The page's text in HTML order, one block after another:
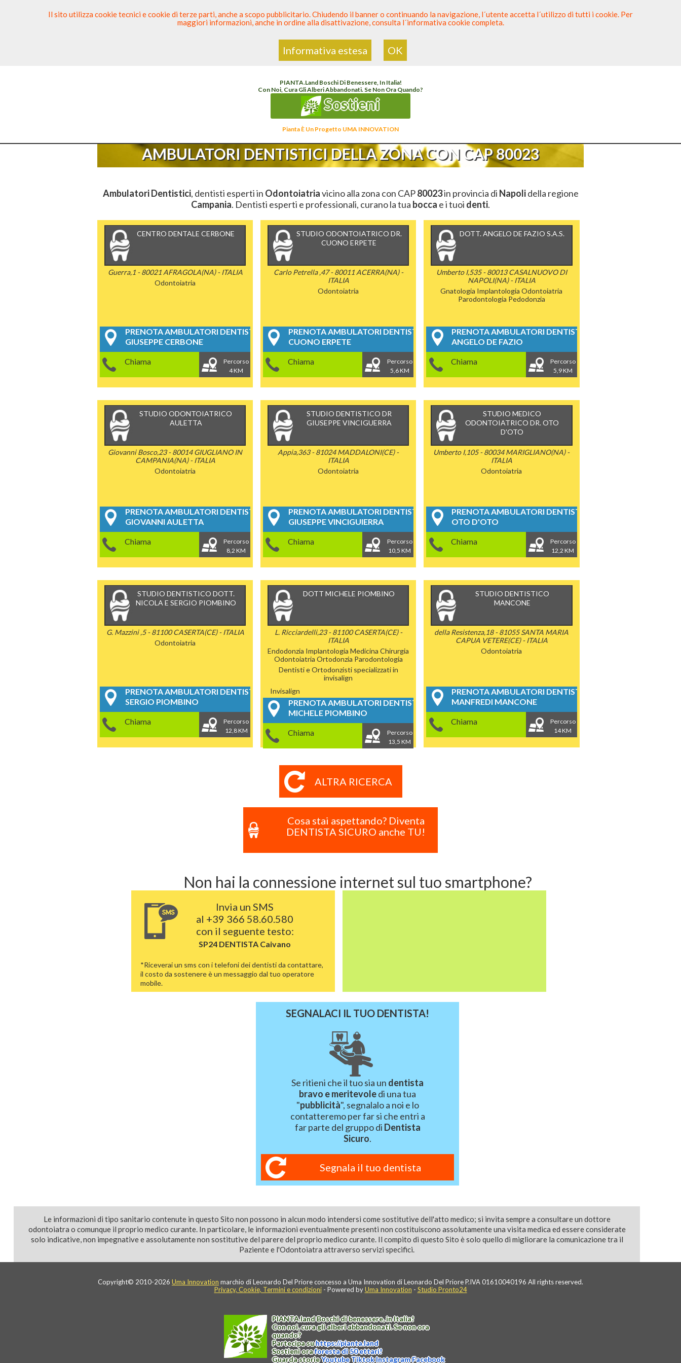
Elenco Dentista Sicuro>Odontoiatria>Ambulatori Dentistici>Campania
PIANTA.LandBoschi Di Benessere, In Italia!
Con Noi, Cura Gli Alberi Abbandonati. Se Non Ora Quando?
Sostieni
Pianta È Un Progetto UMA INNOVATION
AMBULATORI DENTISTICI DELLA ZONA CON CAP 80023
Ambulatori Dentistici, dentisti esperti in Odontoiatriavicino alla zona con CAP80023in provincia di Napolidella regione
Campania. Dentisti esperti e professionali, curano la tua bocca e i tuoi denti.
CENTRO DENTALE CERBONE
Guerra,1 - 80021 AFRAGOLA(NA) - ITALIA
Odontoiatria
PRENOTA AMBULATORI DENTISTICI
GIUSEPPE CERBONE
Chiama
Percorso
4 KM
STUDIO ODONTOIATRICO DR.
CUONO ERPETE
Carlo Petrella ,47 - 80011 ACERRA(NA) -
ITALIA
Odontoiatria
PRENOTA AMBULATORI DENTISTICI
CUONO ERPETE
Chiama
Percorso
5,6 KM
DOTT. ANGELO DE FAZIO S.A.S.
Umberto I,535 - 80013 CASALNUOVO DI
NAPOLI(NA) - ITALIA
Gnatologia Implantologia Odontoiatria
Parodontologia Pedodonzia
PRENOTA AMBULATORI DENTISTICI
ANGELO DE FAZIO
Chiama
Percorso
5,9 KM
STUDIO ODONTOIATRICO
AULETTA
Giovanni Bosco,23 - 80014 GIUGLIANO IN
CAMPANIA(NA) - ITALIA
Odontoiatria
PRENOTA AMBULATORI DENTISTICI
GIOVANNI AULETTA
Chiama
Percorso
8,2 KM
STUDIO DENTISTICO DR
GIUSEPPE VINCIGUERRA
Appia,363 - 81024 MADDALONI(CE) -
ITALIA
Odontoiatria
PRENOTA AMBULATORI DENTISTICI
GIUSEPPE VINCIGUIERRA
Chiama
Percorso
10,5 KM
STUDIO MEDICO
ODONTOIATRICO DR. OTO
D'OTO
Umberto I,105 - 80034 MARIGLIANO(NA) -
ITALIA
Odontoiatria
PRENOTA AMBULATORI DENTISTICI
OTO D'OTO
Chiama
Percorso
12,2 KM
STUDIO DENTISTICO DOTT.
NICOLA E SERGIO PIOMBINO
G. Mazzini ,5 - 81100 CASERTA(CE) - ITALIA
Odontoiatria
PRENOTA AMBULATORI DENTISTICI
SERGIO PIOMBINO
Chiama
Percorso
12,8 KM
DOTT MICHELE PIOMBINO
L. Ricciardelli,23 - 81100 CASERTA(CE) -
ITALIA
Endodonzia Implantologia Medicina Chirurgia
Odontoiatria Ortodonzia Parodontologia
Dentisti e Ortodonzisti specializzati in
invisalign
Invisalign
PRENOTA AMBULATORI DENTISTICI
MICHELE PIOMBINO
Chiama
Percorso
13,5 KM
STUDIO DENTISTICO
MANCONE
della Resistenza,18 - 81055 SANTA MARIA
CAPUA VETERE(CE) - ITALIA
Odontoiatria
PRENOTA AMBULATORI DENTISTICI
MANFREDI MANCONE
Chiama
Percorso
14 KM
ALTRA RICERCA
Cosa stai aspettando? Diventa
DENTISTA SICURO anche TU!
Non hai la connessione internet sul tuo smartphone?
Invia un SMS
al +39 366 58.60.580
con il seguente testo:
SP24 DENTISTA Caivano
*Riceverai un sms con i telefoni dei dentisti da contattare,
il costo da sostenere è un messaggio dal tuo operatore
mobile.
SEGNALACI IL TUO DENTISTA!
Se ritieni che il tuo sia un dentista
bravo e meritevoledi una tua
"pubblicità", segnalalo a noi e lo
contatteremo per far si che entri a
far parte del gruppo di Dentista
Sicuro.
Segnala il tuo dentista
Le informazioni di tipo sanitario contenute in questo Sito non possono in alcun modo intendersi come sostitutive dell'atto medico; si invita sempre a consultare un dottore
odontoiatra o comunque il proprio medico curante. In particolare, le informazioni eventualmente presenti non costituiscono assolutamente una visita medica ed essere considerate
solo indicative, non impegnative e assolutamente non sostitutive del parere del proprio medico curante. Il compito di questo Sito è solo quello di migliorare la comunicazione tra il
Paziente e l'Odontoiatra attraverso servizi specifici.
Copyright© 2010-2026 Uma Innovation marchio di Leonardo Del Priore concesso a Uma Innovation di Leonardo Del Priore P.IVA 01610040196 All rights reserved.
Privacy, Cookie, Termini e condizioni- Powered byUma Innovation - Studio Pronto24
PIANTA.landBoschi di benessere, in Italia!
Con noi, cura gli alberi abbandonati. Se non ora
quando?
Partecipa suhttps://pianta.land
Sostieni oraforesta di 50 ettari!
Guarda storieYoutubeTiktokInstagramFacebook
Il sito utilizza cookie tecnici e cookie di terze parti, anche a scopo pubblicitario. Chiudendo il banner o continuando la navigazione, l´utente accetta l´utilizzo di tutti i cookie. Per
maggiori informazioni, anche in ordine alla disattivazione, consulta l´informativa cookie completa.
Informativa estesa OK